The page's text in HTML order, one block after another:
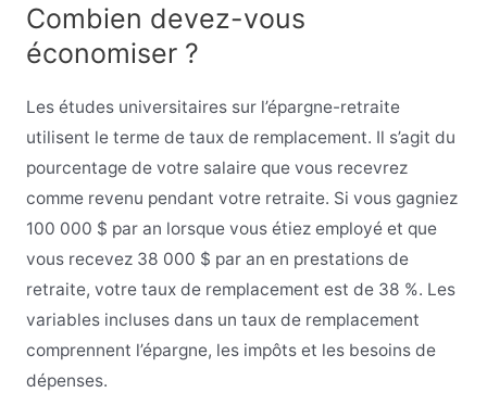
Combien devez-vous
économiser ?
Les études universitaires sur l’épargne-retraite
utilisent le terme de taux de remplacement. Il s’agit du
pourcentage de votre salaire que vous recevrez
comme revenu pendant votre retraite. Si vous gagniez
100 000 $ par an lorsque vous étiez employé et que
vous recevez 38 000 $ par an en prestations de
retraite, votre taux de remplacement est de 38 %. Les
variables incluses dans un taux de remplacement
comprennent l’épargne, les impôts et les besoins de
dépenses.